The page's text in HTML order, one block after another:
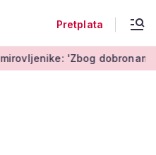
Pretplata
'Zbog